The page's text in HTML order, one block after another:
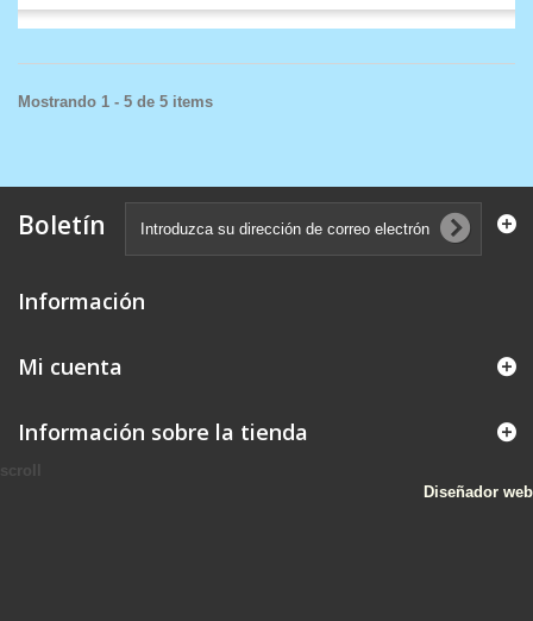
Mostrando 1 - 5 de 5 items
Boletín
Información
Mi cuenta
Información sobre la tienda
Diseñador web